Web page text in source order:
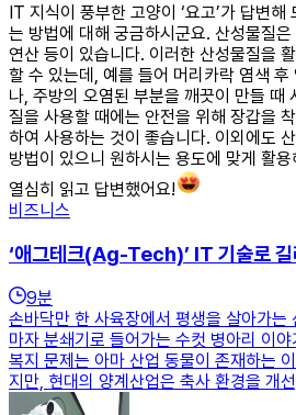
IT 지식이 풍부한 고양이 ‘요고’가 답변
는 방법에 대해 궁금하시군요. 산성물질
연산 등이 있습니다. 이러한 산성물질을
할 수 있는데, 예를 들어 머리카락 염색 후
나, 주방의 오염된 부분을 깨끗이 만들 때
질을 사용할 때에는 안전을 위해 장갑을
하여 사용하는 것이 좋습니다. 이외에도
방법이 있으니 원하시는 용도에 맞게 활용
열심히 읽고 답변했어요!
비즈니스
‘애그테크(Ag-Tech)’ IT 기술로 길
9분
손바닥만 한 사육장에서 평생을 살아가는
마자 분쇄기로 들어가는 수컷 병아리 이
복지 문제는 아마 산업 동물이 존재하는
지만, 현대의 양계산업은 축사 환경을 개